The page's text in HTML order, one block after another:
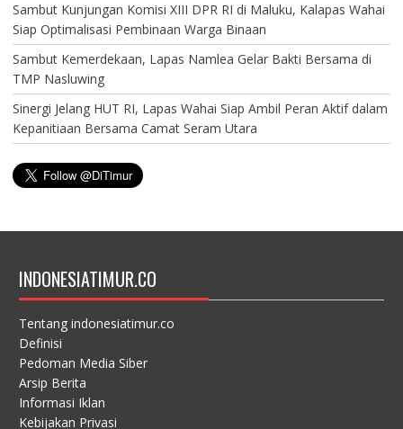
Sambut Kunjungan Komisi XIII DPR RI di Maluku, Kalapas Wahai
Siap Optimalisasi Pembinaan Warga Binaan
Sambut Kemerdekaan, Lapas Namlea Gelar Bakti Bersama di
TMP Nasluwing
Sinergi Jelang HUT RI, Lapas Wahai Siap Ambil Peran Aktif dalam
Kepanitiaan Bersama Camat Seram Utara
INDONESIATIMUR.CO
Tentang indonesiatimur.co
Definisi
Pedoman Media Siber
Arsip Berita
Informasi Iklan
Kebijakan Privasi